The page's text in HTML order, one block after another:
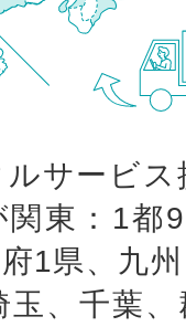
サービ
東：1都
1県、九
玉、千葉